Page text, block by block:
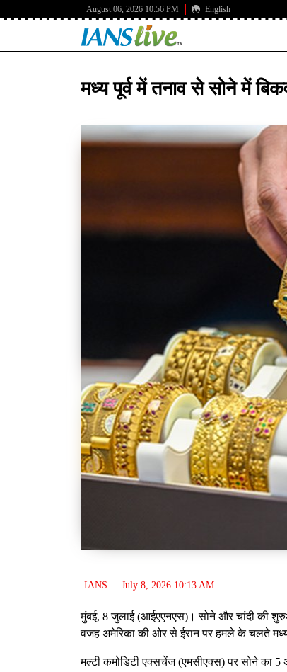
August 06, 2026 10:56 PM English
मध्य पूर्व में तनाव से सोने में
IANS July 8, 2026 10:13 AM
मुंबई, 8 जुलाई (आईएएनएस)। सोने और चांदी की
वजह अमेरिका की ओर से ईरान पर हमले के चलते मध्य
मल्टी कमोडिटी एक्सचेंज (एमसीएक्स) पर सोने का 5